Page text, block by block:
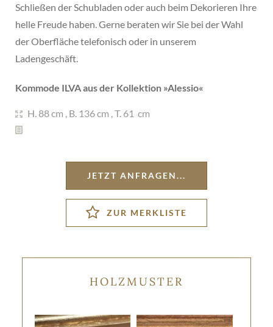
Schließen der Schubladen oder auch beim Dekorieren Ihre
helle Freude haben. Gerne beraten wir Sie bei der Wahl
der Oberfläche telefonisch oder in unserem
Ladengeschäft.
Kommode ILVA aus der Kollektion »Alessio«
H. 88 cm B. 136 cm T. 61 cm
JETZT ANFRAGEN...
HOLZMUSTER